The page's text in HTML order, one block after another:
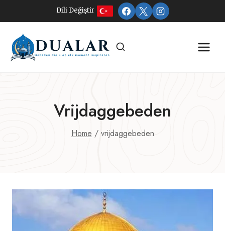
naar
inhoud
Dili Değiştir
Vrijdaggebeden
Home / vrijdaggebeden